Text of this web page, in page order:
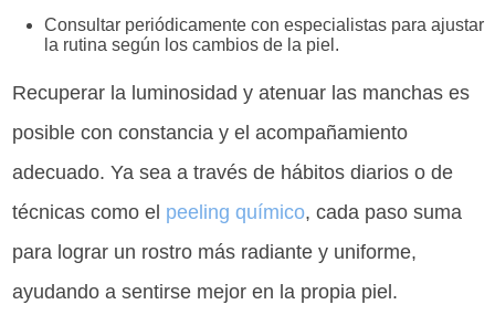
Consultar periódicamente con especialistas para ajustar
la rutina según los cambios de la piel.
Recuperar la luminosidad y atenuar las manchas es
posible con constancia y el acompañamiento
adecuado. Ya sea a través de hábitos diarios o de
técnicas como el peeling químico, cada paso suma
para lograr un rostro más radiante y uniforme,
ayudando a sentirse mejor en la propia piel.